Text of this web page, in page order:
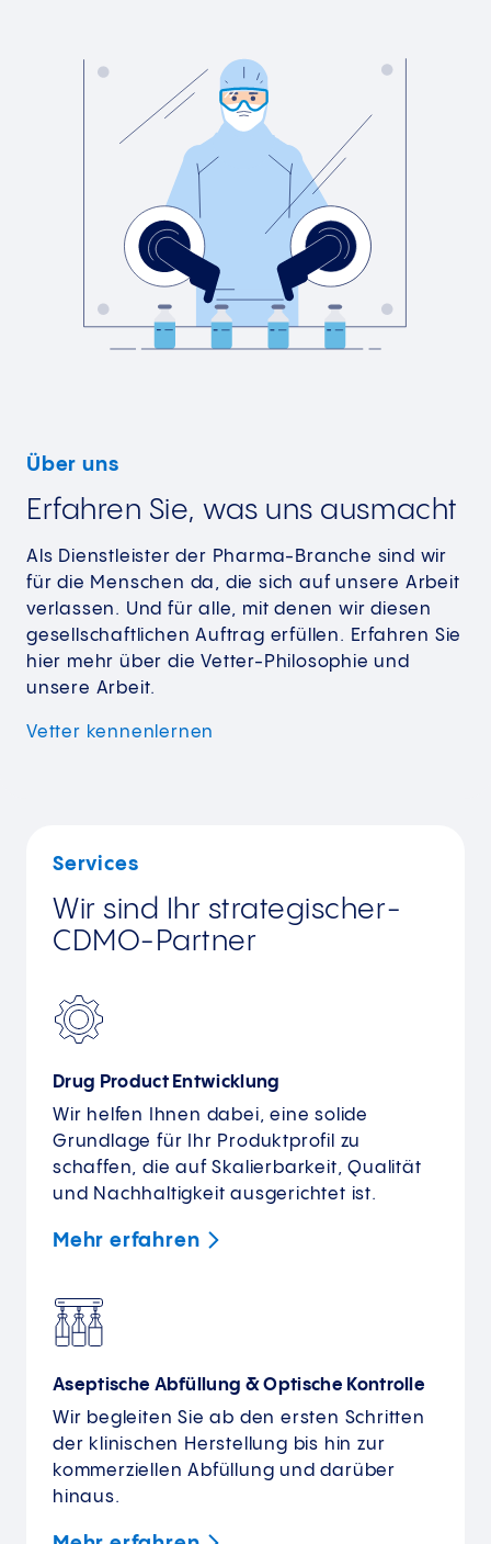
Über uns
Erfahren Sie, was uns ausmacht
Als Dienstleister der Pharma-Branche sind wir
für die Menschen da, die sich auf unsere Arbeit
verlassen. Und für alle, mit denen wir diesen
gesellschaftlichen Auftrag erfüllen. Erfahren Sie
hier mehr über die Vetter-Philosophie und
unsere Arbeit.
Vetter kennenlernen
Services
Wir sind Ihr strategischer­
CDMO-Partner
Drug Product Entwicklung
Wir helfen Ihnen dabei, eine solide
Grundlage für Ihr Produktprofil zu
schaffen, die auf Skalierbarkeit, Qualität
und Nachhaltigkeit ausgerichtet ist.
Mehr erfahren
Aseptische Abfüllung & Optische Kontrolle
Wir begleiten Sie ab den ersten Schritten
der klinischen Herstellung bis hin zur
kommerziellen Abfüllung und darüber
hinaus.